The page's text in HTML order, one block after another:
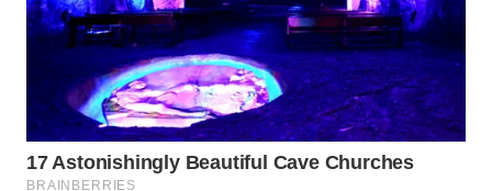
Wahana
Media
WAHANA
NEWS